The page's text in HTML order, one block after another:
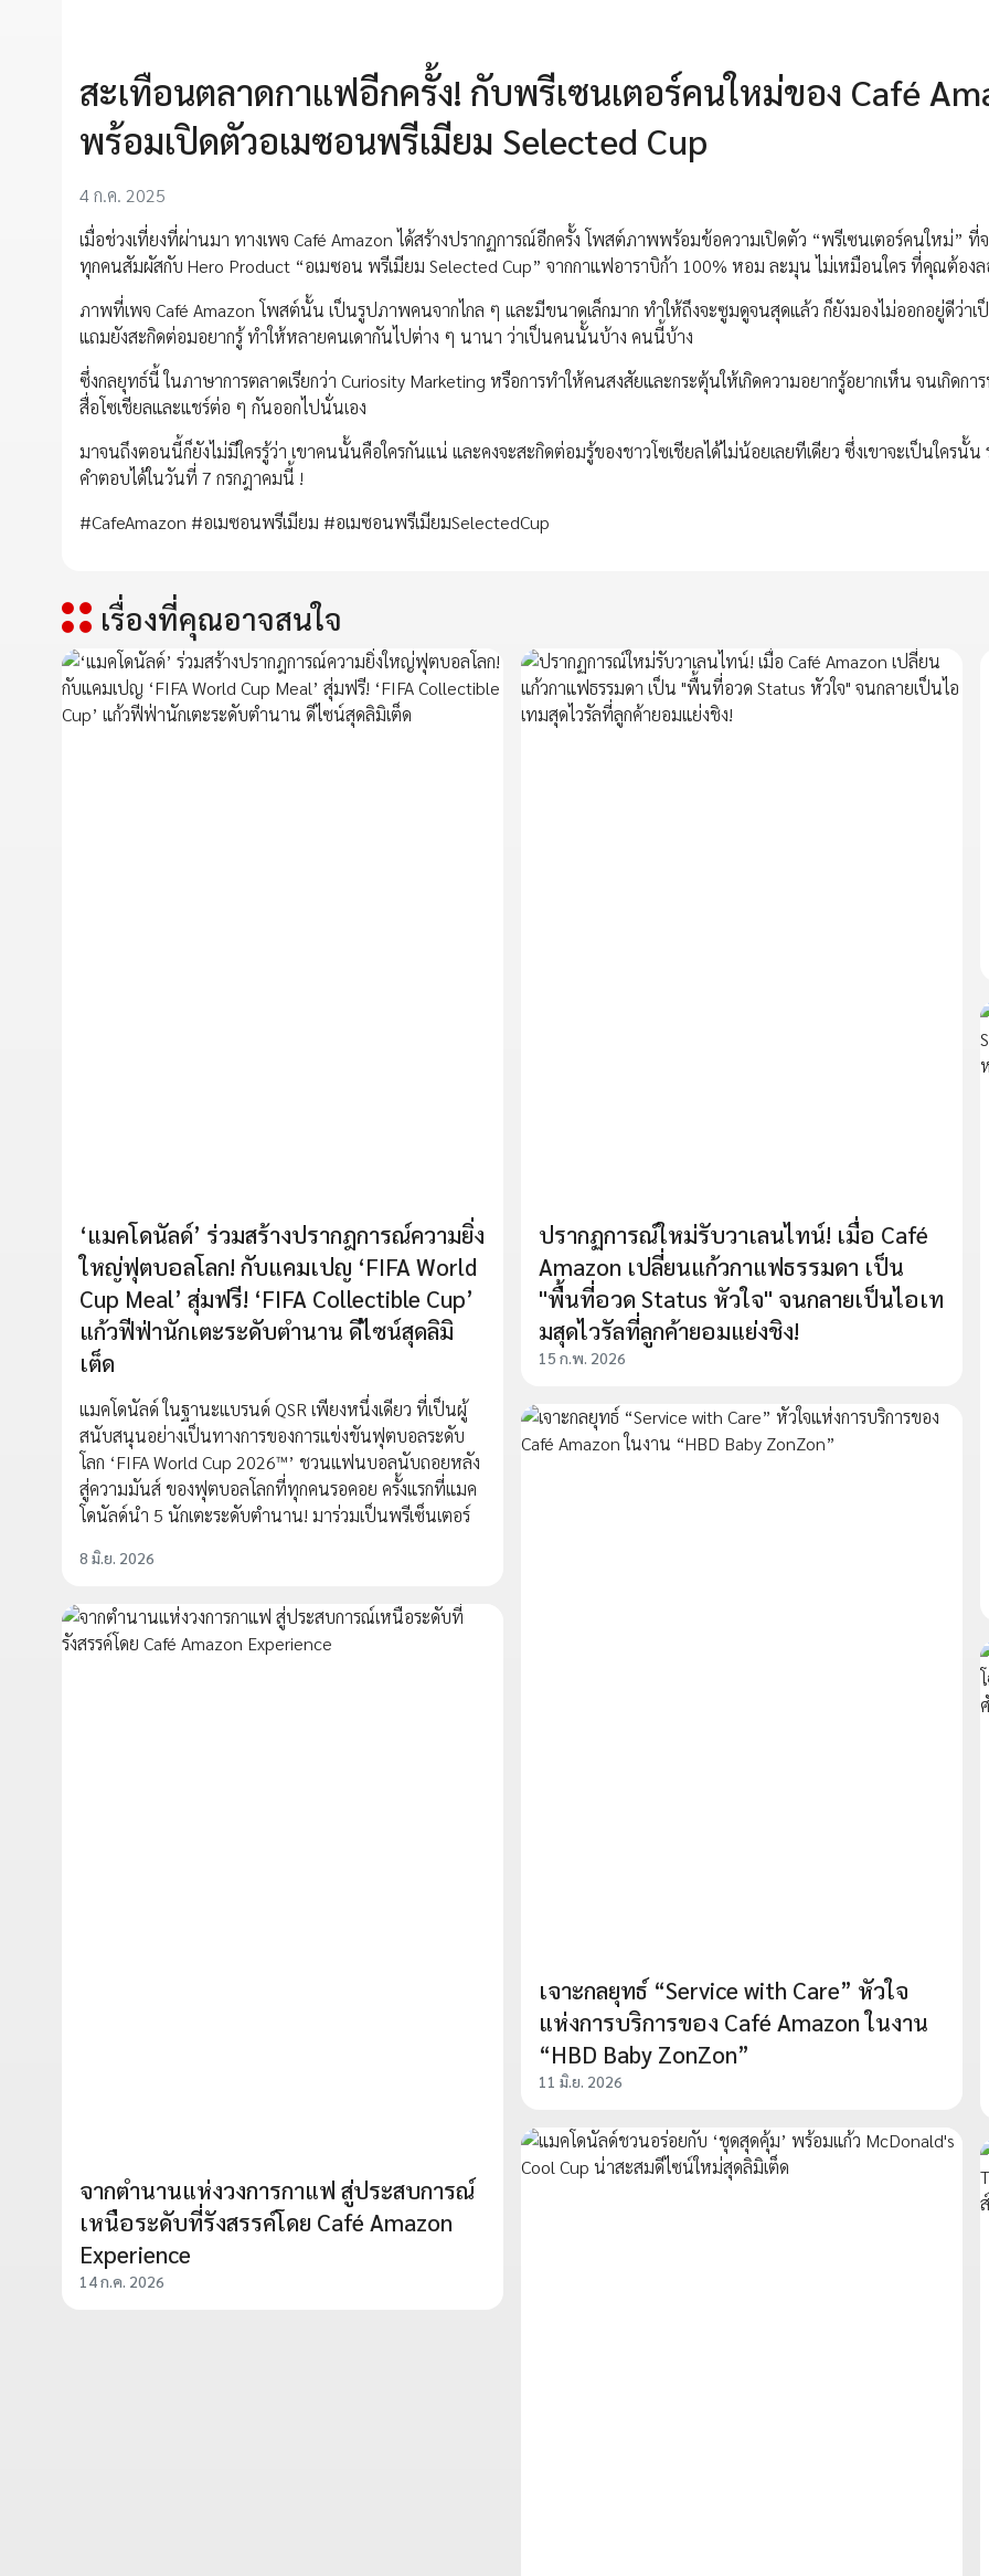
สะเทือนตลาดกาแฟอีกครั้ง! กับพรีเซนเตอร์คนใหม่ของ Café
พร้อมเปิดตัวอเมซอนพรีเมียม Selected Cup
4 ก.ค. 2025
เมื่อช่วงเที่ยงที่ผ่านมา ทางเพจ Café Amazon ได้สร้างปรากฏการณ์อีกครั้ง โพสต์ภาพพร้อมข้อความเปิดตัว “พรีเซนเตอร์คนใหม่” ที่
ทุกคนสัมผัสกับ Hero Product “อเมซอน พรีเมียม Selected Cup” จากกาแฟอาราบิก้า 100% หอม ละมุน ไม่เหมือนใคร ที่คุณต้องล
ภาพที่เพจ Café Amazon โพสต์นั้น เป็นรูปภาพคนจากไกล ๆ และมีขนาดเล็กมาก ทำให้ถึงจะซูมดูจนสุดแล้ว ก็ยังมองไม่ออกอยู่ดีว่าเ
แถมยังสะกิดต่อมอยากรู้ ทำให้หลายคนเดากันไปต่าง ๆ นานา ว่าเป็นคนนั้นบ้าง คนนี้บ้าง
ซึ่งกลยุทธ์นี้ ในภาษาการตลาดเรียกว่า Curiosity Marketing หรือการทำให้คนสงสัยและกระตุ้นให้เกิดความอยากรู้อยากเห็น จนเกิดกา
สื่อโซเชียลและแชร์ต่อ ๆ กันออกไปนั่นเอง
มาจนถึงตอนนี้ก็ยังไม่มีใครรู้ว่า เขาคนนั้นคือใครกันแน่ และคงจะสะกิดต่อมรู้ของชาวโซเชียลได้ไม่น้อยเลยทีเดียว ซึ่งเขาจะเป็นใครนั้น
คำตอบได้ในวันที่ 7 กรกฎาคมนี้ !
#CafeAmazon #อเมซอนพรีเมียม #อเมซอนพรีเมียมSelectedCup
เรื่องที่คุณอาจสนใจ
‘แมคโดนัลด์’ ร่วมสร้างปรากฎการณ์ความยิ่ง
ใหญ่ฟุตบอลโลก! กับแคมเปญ ‘FIFA World
Cup Meal’ สุ่มฟรี! ‘FIFA Collectible Cup’
แก้วฟีฟ่านักเตะระดับตำนาน ดีไซน์สุดลิมิ
เต็ด
แมคโดนัลด์ ในฐานะแบรนด์ QSR เพียงหนึ่งเดียว ที่เป็นผู้
สนับสนุนอย่างเป็นทางการของการแข่งขันฟุตบอลระดับ
โลก ‘FIFA World Cup 2026™’ ชวนแฟนบอลนับถอยหลัง
สู่ความมันส์ ของฟุตบอลโลกที่ทุกคนรอคอย ครั้งแรกที่แมค
โดนัลด์นำ 5 นักเตะระดับตำนาน! มาร่วมเป็นพรีเซ็นเตอร์
8 มิ.ย. 2026
ปรากฏการณ์ใหม่รับวาเลนไทน์! เมื่อ Café
Amazon เปลี่ยนแก้วกาแฟธรรมดา เป็น
"พื้นที่อวด Status หัวใจ" จนกลายเป็นไอเท
มสุดไวรัลที่ลูกค้ายอมแย่งชิง!
15 ก.พ. 2026
เจาะกลยุทธ์ “Service with Care” หัวใจ
แห่งการบริการของ Café Amazon ในงาน
“HBD Baby ZonZon”
11 มิ.ย. 2026
จากตำนานแห่งวงการกาแฟ สู่ประสบการณ์
เหนือระดับที่รังสรรค์โดย Café Amazon
Experience
14 ก.ค. 2026